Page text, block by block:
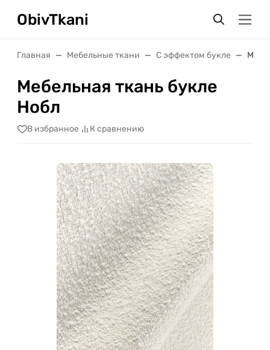
ObivTkani
Главная Мебельные ткани С эффектом букле
Мебельная ткань букле
Нобл
В избранное К сравнению